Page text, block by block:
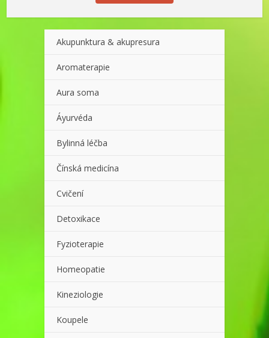
Akupunktura & akupresura
Aromaterapie
Aura soma
Áyurvéda
Bylinná léčba
Čínská medicína
Cvičení
Detoxikace
Fyzioterapie
Homeopatie
Kineziologie
Koupele